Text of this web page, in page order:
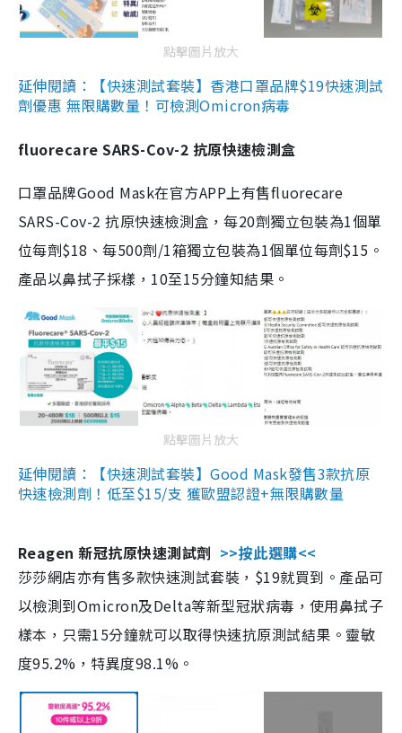
點擊圖片放大
延伸閱讀：【快速測試套裝】香港口罩品牌$19快速測試
劑優惠 無限購數量！可檢測Omicron病毒
fluorecare SARS-Cov-2 抗原快速檢測盒
口罩品牌Good Mask在官方APP上有售fluorecare
SARS-Cov-2 抗原快速檢測盒，每20劑獨立包裝為1個單
位每劑$18、每500劑/1箱獨立包裝為1個單位每劑$15。
產品以鼻拭子採樣，10至15分鐘知結果。
點擊圖片放大
延伸閱讀：【快速測試套裝】Good Mask發售3款抗原
快速檢測劑！低至$15/支 獲歐盟認證+無限購數量
Reagen 新冠抗原快速測試劑 >>按此選購<<
莎莎網店亦有售多款快速測試套裝，$19就買到。產品可
以檢測到Omicron及Delta等新型冠狀病毒，使用鼻拭子
樣本，只需15分鐘就可以取得快速抗原測試結果。靈敏
度95.2%，特異度98.1%。